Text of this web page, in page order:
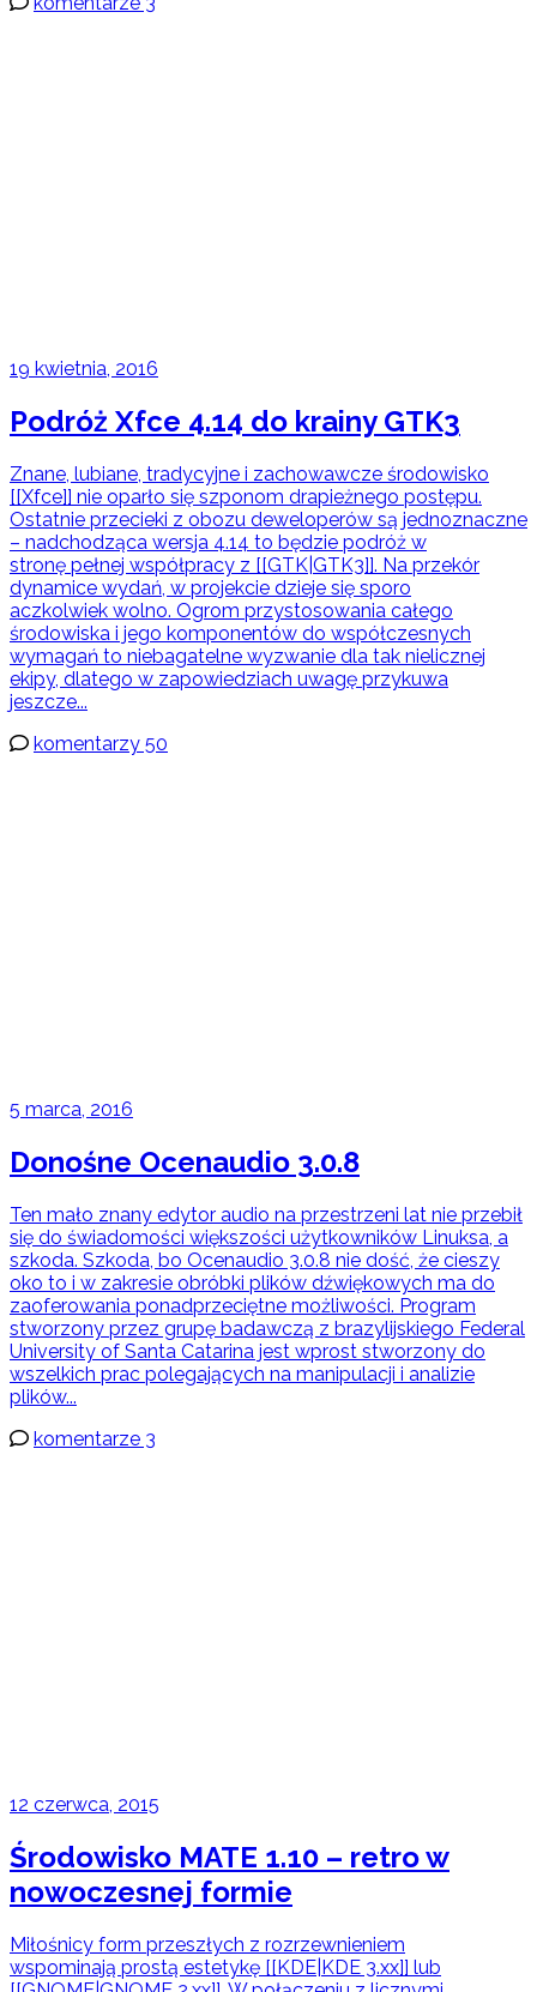
19 kwietnia, 2016
Podróż Xfce 4.14 do krainy GTK3
Znane, lubiane, tradycyjne i zachowawcze środowisko
[[Xfce]] nie oparło się szponom drapieżnego postępu.
Ostatnie przecieki z obozu deweloperów są jednoznaczne
– nadchodząca wersja 4.14 to będzie podróż w
stronę pełnej współpracy z [[GTK|GTK3]]. Na przekór
dynamice wydań, w projekcie dzieje się sporo
aczkolwiek wolno. Ogrom przystosowania całego
środowiska i jego komponentów do współczesnych
wymagań to niebagatelne wyzwanie dla tak nielicznej
ekipy, dlatego w zapowiedziach uwagę przykuwa
jeszcze...
komentarzy 50
5 marca, 2016
Donośne Ocenaudio 3.0.8
Ten mało znany edytor audio na przestrzeni lat nie przebił
się do świadomości większości użytkowników Linuksa, a
szkoda. Szkoda, bo Ocenaudio 3.0.8 nie dość, że cieszy
oko to i w zakresie obróbki plików dźwiękowych ma do
zaoferowania ponadprzeciętne możliwości. Program
stworzony przez grupę badawczą z brazylijskiego Federal
University of Santa Catarina jest wprost stworzony do
wszelkich prac polegających na manipulacji i analizie
plików...
komentarze 3
12 czerwca, 2015
Środowisko MATE 1.10 – retro w
nowoczesnej formie
Miłośnicy form przeszłych z rozrzewnieniem
wspominają prostą estetykę [[KDE|KDE 3.xx]] lub